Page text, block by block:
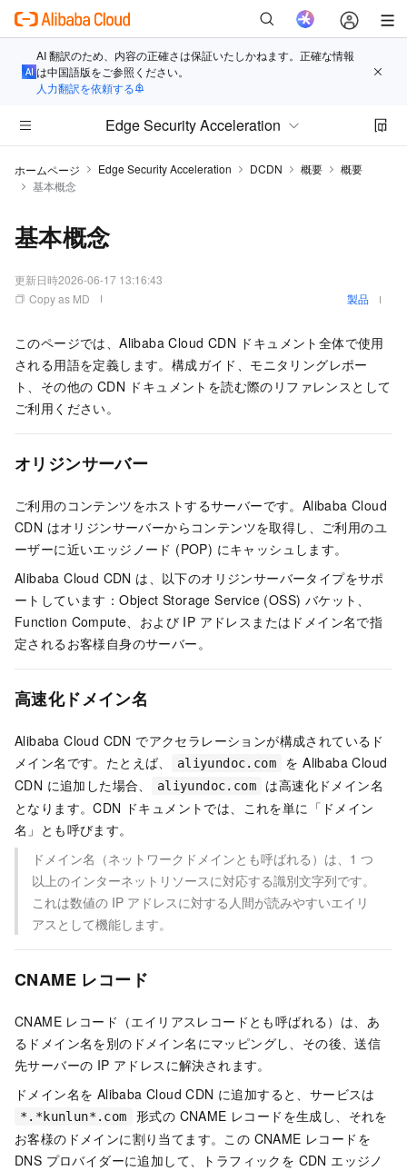
AI 翻訳のため、内容の正確さは保証いたしかねます。正確な情報
は中国語版をご参照ください。
人力翻訳を依頼する
Edge Security Acceleration
ホームページ Edge Security Acceleration DCDN 概要
概要
基本概念
基本概念
更新日時2026-06-17 13:16:43
Copy as MD
製品
このページでは、Alibaba Cloud CDN ドキュメント全体で使用
される用語を定義します。構成ガイド、モニタリングレポー
ト、その他の CDN ドキュメントを読む際のリファレンスとして
ご利用ください。
オリジンサーバー
ご利用のコンテンツをホストするサーバーです。Alibaba Cloud
CDN はオリジンサーバーからコンテンツを取得し、ご利用のユ
ーザーに近いエッジノード (POP) にキャッシュします。
Alibaba Cloud CDN は、以下のオリジンサーバータイプをサポ
ートしています：Object Storage Service (OSS) バケット、
Function Compute、および IP アドレスまたはドメイン名で指
定されるお客様自身のサーバー。
高速化ドメイン名
Alibaba Cloud CDN でアクセラレーションが構成されているド
メイン名です。たとえば、
aliyundoc.com
を Alibaba Cloud
CDN に追加した場合、
aliyundoc.com
は高速化ドメイン名
となります。CDN ドキュメントでは、これを単に「ドメイン
名」とも呼びます。
ドメイン名（ネットワークドメインとも呼ばれる）は、1 つ
以上のインターネットリソースに対応する識別文字列です。
これは数値の IP アドレスに対する人間が読みやすいエイリ
アスとして機能します。
CNAME レコード
CNAME レコード（エイリアスレコードとも呼ばれる）は、あ
るドメイン名を別のドメイン名にマッピングし、その後、送信
先サーバーの IP アドレスに解決されます。
ドメイン名を Alibaba Cloud CDN に追加すると、サービスは
*.*kunlun*.com
形式の CNAME レコードを生成し、それを
お客様のドメインに割り当てます。この CNAME レコードを
DNS プロバイダーに追加して、トラフィックを CDN エッジノ